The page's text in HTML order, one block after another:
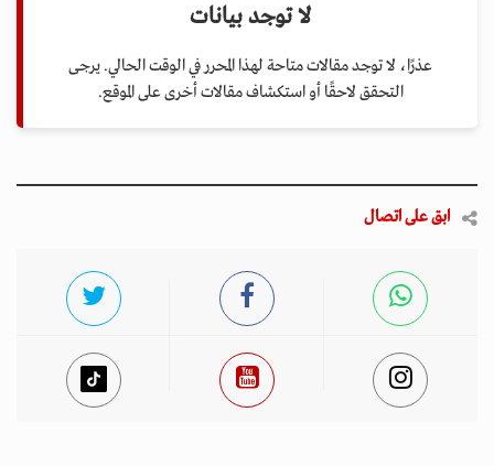
لا توجد بيانات
عذرًا، لا توجد مقالات متاحة لهذا المحرر في الوقت الحالي. يرجى
التحقق لاحقًا أو استكشاف مقالات أخرى على الموقع.
ابق على اتصال